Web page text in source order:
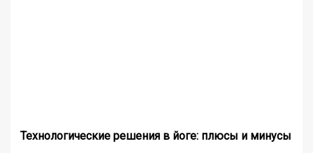
Технологические решения в йоге: плюсы и минусы